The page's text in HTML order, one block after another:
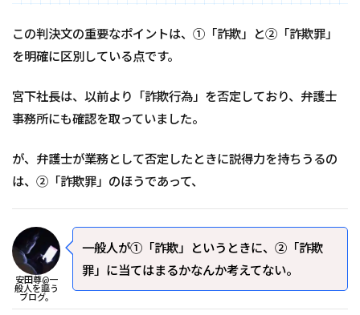
この判決文の重要なポイントは、①「詐欺」と②「詐欺罪」
を明確に区別している点です。
宮下社長は、以前より「詐欺⾏為」を否定しており、弁護士
事務所にも確認を取っていました。
が、弁護士が業務として否定したときに説得力を持ちうるの
は、②「詐欺罪」のほうであって、
安田尊@一
般人を謳う
ブログ。
一般人が①「詐欺」というときに、②「詐欺
罪」に当てはまるかなんか考えてない。